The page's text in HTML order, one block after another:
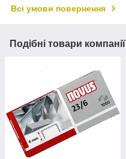
Всі умови повернення
Подібні товари компанії